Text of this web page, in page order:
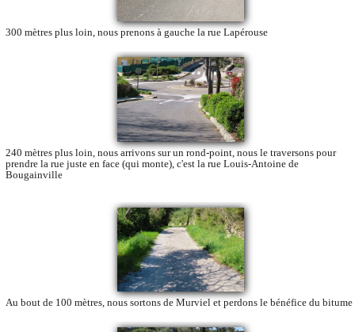
300 mètres plus loin, nous prenons à gauche la rue Lapérouse
240 mètres plus loin, nous arrivons sur un rond-point, nous le traversons pour
prendre la rue juste en face (qui monte), c'est la rue Louis-Antoine de
Bougainville
Au bout de 100 mètres, nous sortons de Murviel et perdons le bénéfice du bitume